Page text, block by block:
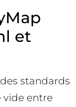
et
standards
vide entre